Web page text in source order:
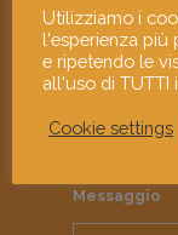
Indirizzo
Messaggio
Utilizziamo i
l'esperienza più
e ripetendo le
all'uso di TUTTI
Cookie settings